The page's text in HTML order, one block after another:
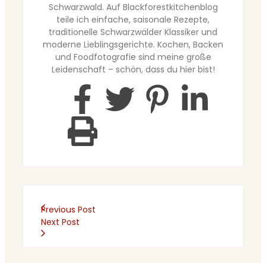
Schwarzwald. Auf Blackforestkitchenblog
teile ich einfache, saisonale Rezepte,
traditionelle Schwarzwälder Klassiker und
moderne Lieblingsgerichte. Kochen, Backen
und Foodfotografie sind meine große
Leidenschaft – schön, dass du hier bist!
Previous Post
Next Post